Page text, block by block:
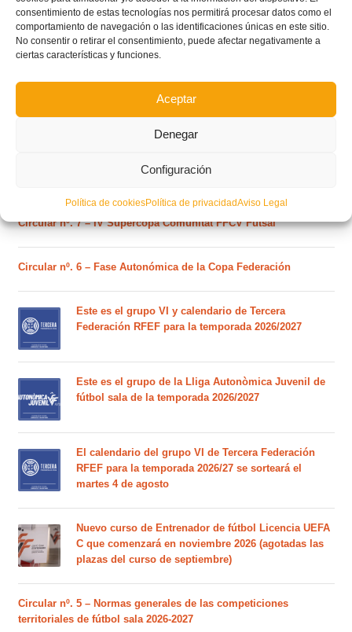
consentimiento de estas tecnologías nos permitirá procesar datos como el
comportamiento de navegación o las identificaciones únicas en este sitio.
No consentir o retirar el consentimiento, puede afectar negativamente a
ciertas características y funciones.
Aceptar
Denegar
Configuración
Política de cookiesPolítica de privacidadAviso Legal
POSTS RECIENTES
Ferran Torres se da un baño de masas y se convierte
en el embajador de la Comunitat Valenciana
Comunitat para la temporada 2026/2027
Circular nº. 7 – IV Supercopa Comunitat FFCV Futsal
Circular nº. 6 – Fase Autonómica de la Copa Federación
Este es el grupo VI y calendario de Tercera
Federación RFEF para la temporada 2026/2027
Este es el grupo de la Lliga Autonòmica Juvenil de
fútbol sala de la temporada 2026/2027
El calendario del grupo VI de Tercera Federación
RFEF para la temporada 2026/27 se sorteará el
martes 4 de agosto
Nuevo curso de Entrenador de fútbol Licencia UEFA
C que comenzará en noviembre 2026 (agotadas las
plazas del curso de septiembre)
Circular nº. 5 – Normas generales de las competiciones
territoriales de fútbol sala 2026-2027